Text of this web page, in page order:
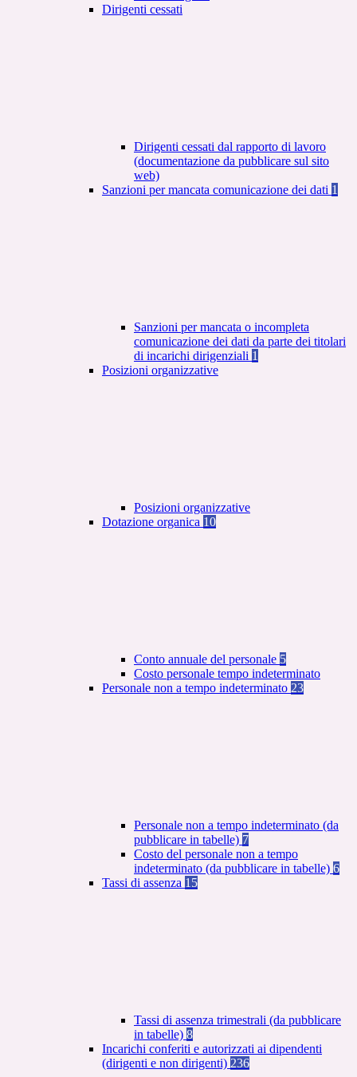
Dirigenti cessati
Dirigenti cessati dal rapporto di lavoro
(documentazione da pubblicare sul sito
web)
Sanzioni per mancata comunicazione dei dati 1
Sanzioni per mancata o incompleta
comunicazione dei dati da parte dei titolari
di incarichi dirigenziali 1
Posizioni organizzative
Posizioni organizzative
Dotazione organica 10
Conto annuale del personale 5
Costo personale tempo indeterminato
Personale non a tempo indeterminato 23
Personale non a tempo indeterminato (da
pubblicare in tabelle) 7
Costo del personale non a tempo
indeterminato (da pubblicare in tabelle) 6
Tassi di assenza 15
Tassi di assenza trimestrali (da pubblicare
in tabelle) 8
Incarichi conferiti e autorizzati ai dipendenti
(dirigenti e non dirigenti) 236